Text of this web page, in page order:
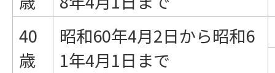
40
歳
昭和60年4月2日から昭和6
1年4月1日まで